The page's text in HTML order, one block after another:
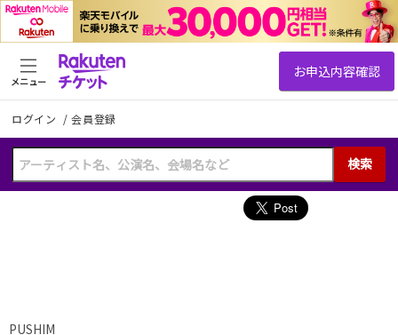
ログイン /会員登録
検索
メニュー
PUSHIM